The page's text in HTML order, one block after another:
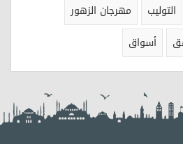
التوليب
مهرجان الزهور
أسواق